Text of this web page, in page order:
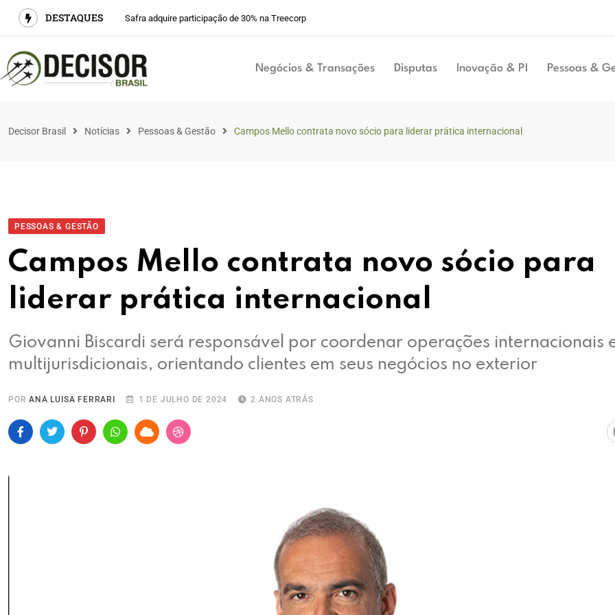
DESTAQUES Safra adquire participação de 30% na Treecorp
Negócios & Transações Disputas Inovação & PI Pessoas &
Decisor Brasil Notícias Pessoas & Gestão Campos Mello contrata novo sócio para liderar prática internacional
PESSOAS & GESTÃO
Campos Mello contrata novo sócio para
liderar prática internacional
‌Giovanni Biscardi será responsável por coordenar operações internacionais
multijurisdicionais, orientando clientes em seus negócios no exterior
PORANA LUISA FERRARI 1 DE JULHO DE 2024 2 ANOS ATRÁS